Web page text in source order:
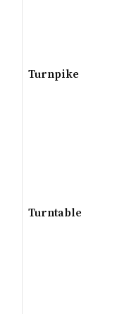
Turnpike
Turntable